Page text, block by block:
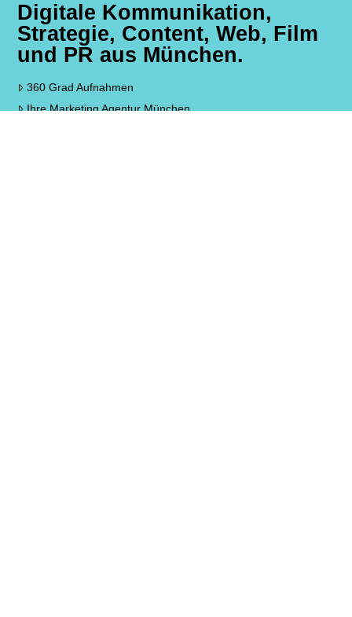
Digitale Kommunikation,
Strategie, Content, Web, Film
und PR aus München.
360 Grad Aufnahmen
Ihre Marketing Agentur München